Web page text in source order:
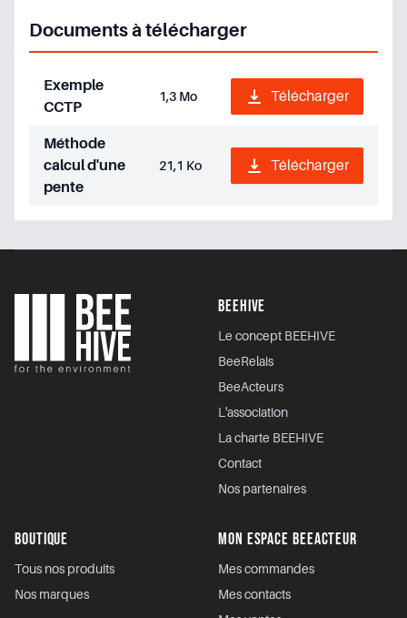
Documents à télécharger
Exemple
CCTP
1,3 Mo Télécharger
Méthode
calcul d'une
pente
21,1 Ko Télécharger
BEEHIVE
Le concept BEEHIVE
BeeRelais
BeeActeurs
L'association
La charte BEEHIVE
Contact
Nos partenaires
BOUTIQUE
Tous nos produits
Nos marques
MON ESPACE BEEACTEUR
Mes commandes
Mes contacts